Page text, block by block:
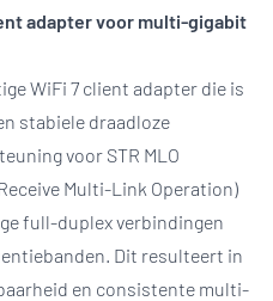
adapter voor multi-gigabit
WiFi 7 client adapter die is
stabiele draadloze
voor STR MLO
Multi-Link Operation)
full-duplex verbindingen
Dit resulteert in
en consistente multi-